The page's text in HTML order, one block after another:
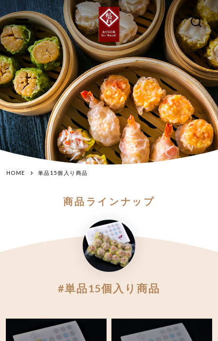
HOME 単品15個入り商品
商品ラインナップ
#単品15個入り商品